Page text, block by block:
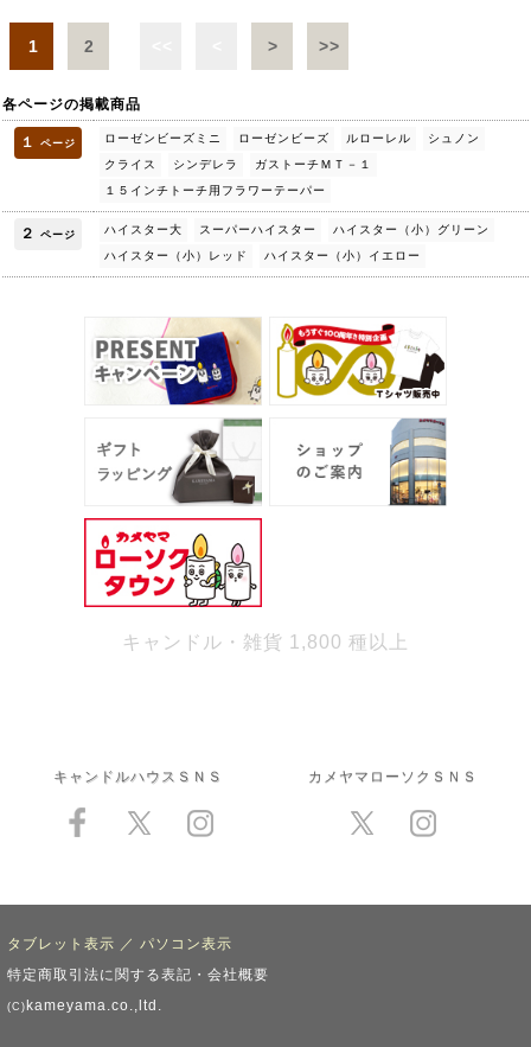
1 2 > >>
各ページの掲載商品
１ ページ ローゼンビーズミニ ローゼンビーズ ルローレル
シュノン
クライス
シンデレラ
ガストーチＭＴ－１
１５インチトーチ用フラワーテーパー
２ ページ ハイスター大 スーパーハイスター
ハイスター（小）グリーン
ハイスター（小）レッド
ハイスター（小）イエロー
キャンドル・雑貨 1,800 種以上
キャンドルハウスＳＮＳ カメヤマローソクＳＮＳ
タブレット表示 ／ パソコン表示
特定商取引法に関する表記・会社概要
(C) kameyama.co.,ltd.